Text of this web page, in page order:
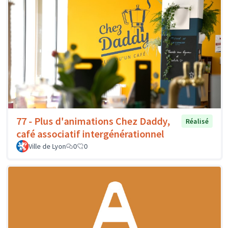
77 - Plus d'animations Chez Daddy,
café associatif intergénérationnel
Réalisé
Ville de Lyon 0 0